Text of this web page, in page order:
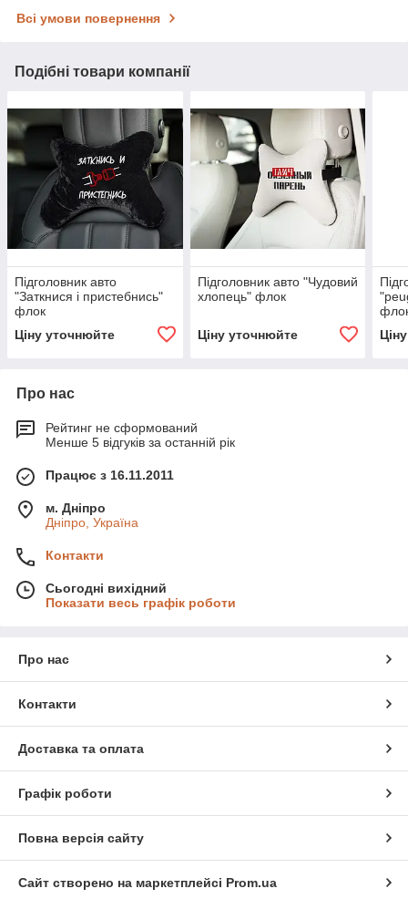
Всі умови повернення
Подібні товари компанії
Підголовник авто
"Заткнися і пристебнись"
флок
Ціну уточнюйте
Підголовник авто "Чудовий
хлопець" флок
Ціну уточнюйте
Про нас
Рейтинг не сформований
Менше 5 відгуків за останній рік
Працює з 16.11.2011
м. Дніпро
Дніпро, Україна
Контакти
Сьогодні вихідний
Показати весь графік роботи
Про нас
Контакти
Доставка та оплата
Графік роботи
Повна версія сайту
Сайт створено на маркетплейсі Prom.ua